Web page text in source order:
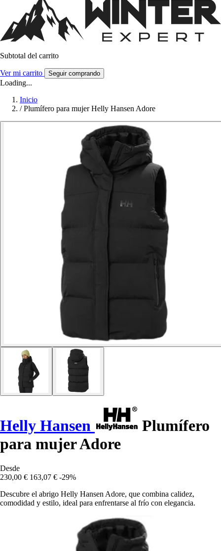
Subtotal del carrito
Ver mi carrito Seguir comprando
Loading...
Inicio
/ Plumífero para mujer Helly Hansen Adore
Helly Hansen
Plumífero
para mujer Adore
Desde
230,00 € 163,07 € -29%
Descubre el abrigo Helly Hansen Adore, que combina calidez,
comodidad y estilo, ideal para enfrentarse al frío con elegancia.